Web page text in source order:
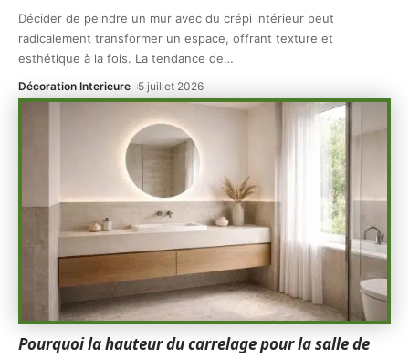
Décider de peindre un mur avec du crépi intérieur peut
radicalement transformer un espace, offrant texture et
esthétique à la fois. La tendance de…
Décoration Interieure 5 juillet 2026
Pourquoi la hauteur du carrelage pour la salle de